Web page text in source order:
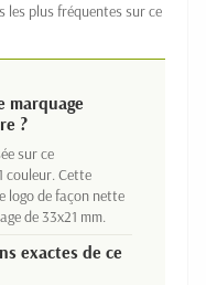
les plus fréquentes sur ce
marquage
?
sur ce
couleur. Cette
logo de façon nette
de 33x21 mm.
exactes de ce